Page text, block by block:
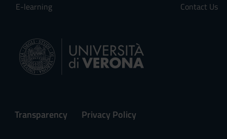
E-learning
Contact Us
Transparency Privacy Policy